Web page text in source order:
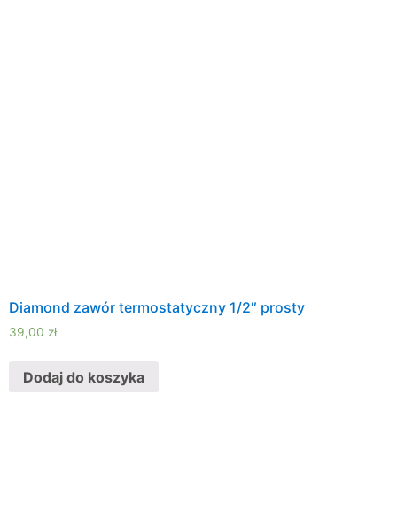
Diamond zawór termostatyczny 1/2″ prosty
39,00 zł
Dodaj do koszyka